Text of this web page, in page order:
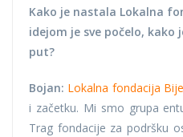
Kako je nastala Lokalna
idejom je sve počelo, kako
put?
Bojan: Lokalna fondacija
i začetku. Mi smo grupa
Trag fondacije za podršku